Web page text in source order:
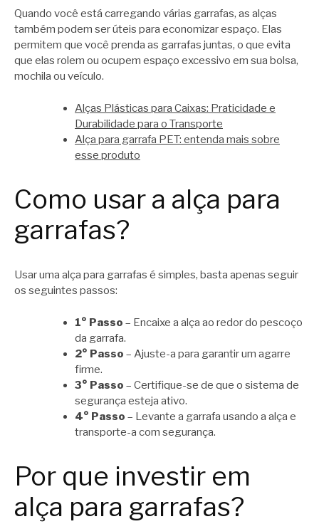
Quando você está carregando várias garrafas, as alças
também podem ser úteis para economizar espaço. Elas
permitem que você prenda as garrafas juntas, o que evita
que elas rolem ou ocupem espaço excessivo em sua bolsa,
mochila ou veículo.
Alças Plásticas para Caixas: Praticidade e
Durabilidade para o Transporte
Alça para garrafa PET: entenda mais sobre
esse produto
Como usar a alça para
garrafas?
Usar uma alça para garrafas é simples, basta apenas seguir
os seguintes passos:
1° Passo – Encaixe a alça ao redor do pescoço
da garrafa.
2° Passo – Ajuste-a para garantir um agarre
firme.
3° Passo – Certifique-se de que o sistema de
segurança esteja ativo.
4° Passo – Levante a garrafa usando a alça e
transporte-a com segurança.
Por que investir em
alça para garrafas?